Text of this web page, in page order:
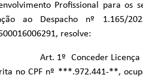
Profissional para os
ao Despacho nº 1.165/
resolve:
Art. 1º Conceder Licença
no CPF nº ***.972.441-**,